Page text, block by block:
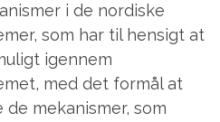
i de nordiske
som har til hensigt at
igennem
med det formål at
mekanismer, som